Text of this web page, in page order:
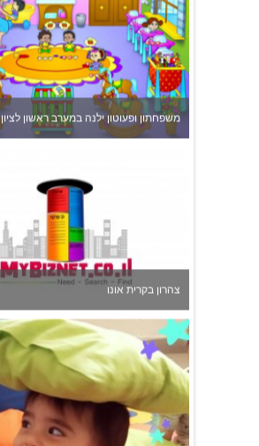
משפחתון ופעוטון ילנה במערב ראשון לציון